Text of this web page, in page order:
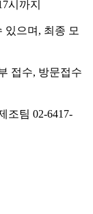
시까지
으며, 최종 모
접수, 방문접수
조팀 02-6417-